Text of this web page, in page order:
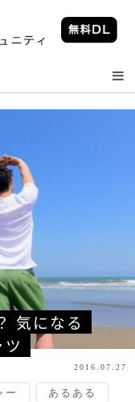
気になる
2016.07.27
ー あるある